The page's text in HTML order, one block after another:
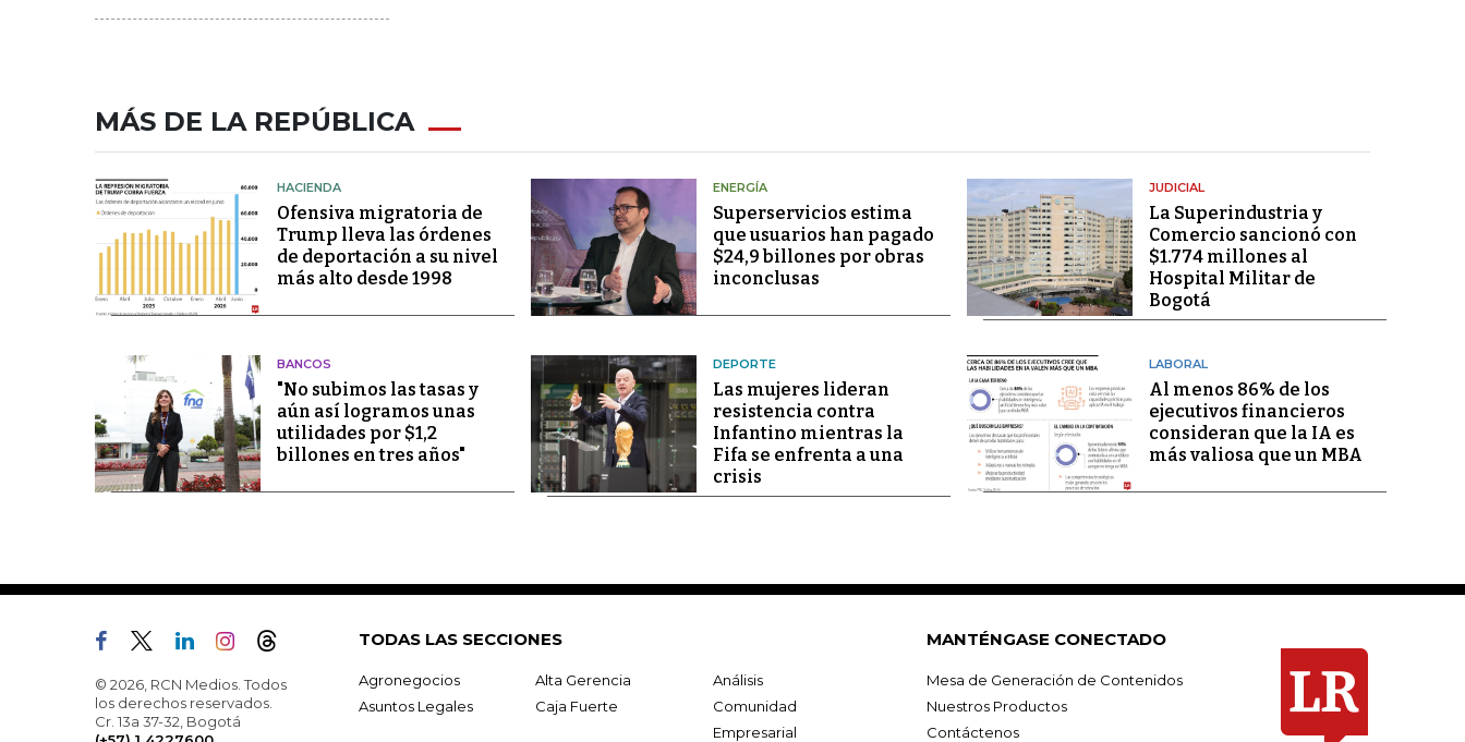
MÁS DE LA REPÚBLICA
HACIENDA
Ofensiva migratoria de
Trump lleva las órdenes
de deportación a su nivel
más alto desde 1998
ENERGÍA
Superservicios estima
que usuarios han pagado
$24,9 billones por obras
inconclusas
JUDICIAL
La Superindustria y
Comercio sancionó con
$1.774 millones al
Hospital Militar de
Bogotá
BANCOS
"No subimos las tasas y
aún así logramos unas
utilidades por $1,2
billones en tres años"
DEPORTE
Las mujeres lideran
resistencia contra
Infantino mientras la
Fifa se enfrenta a una
crisis
LABORAL
Al menos 86% de los
ejecutivos financieros
consideran que la IA es
más valiosa que un MBA
© 2026, RCN Medios. Todos
los derechos reservados.
Cr. 13a 37-32, Bogotá
TODAS LAS SECCIONES
Agronegocios Alta Gerencia
Análisis
Asuntos Legales
Caja Fuerte
Comunidad
Empresarial
MANTÉNGASE CONECTADO
Mesa de Generación de Contenidos
Nuestros Productos
Contáctenos